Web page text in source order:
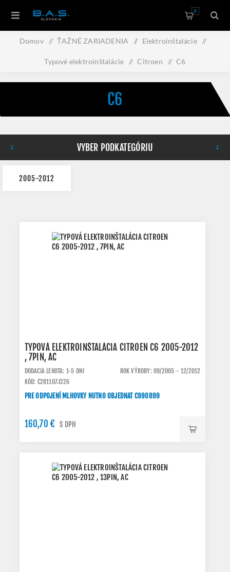
0
Domov / ŤAŽNÉ ZARIADENIA / Elektroinštalácie /
Typové elektroinštalácie / Citroen / C6
C6
VYBER PODKATEGÓRIU
2005-2012
TYPOVÁ ELEKTROINŠTALÁCIA CITROEN C6 2005-2012
, 7PIN, AC
DODACIA LEHOTA: 1-5 DNI
ROK VÝROBY: 09/2005 - 12/2012
KÓD: C281107.CI26
PRE ODPOJENÍ MLHOVKY NUTNO OBJEDNAT C990899
160,70 € S DPH